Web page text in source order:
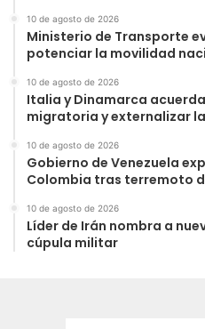
10 de agosto de 2026
Ministerio de Transporte
potenciar la movilidad
10 de agosto de 2026
Italia y Dinamarca
migratoria y externalizar
10 de agosto de 2026
Gobierno de Venezuela
Colombia tras terremoto
10 de agosto de 2026
Líder de Irán nombra a
cúpula militar